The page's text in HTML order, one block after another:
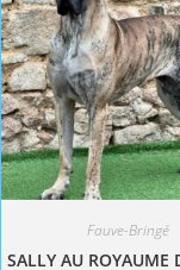
Fauve-Bringé
SALLY AU ROYAUME